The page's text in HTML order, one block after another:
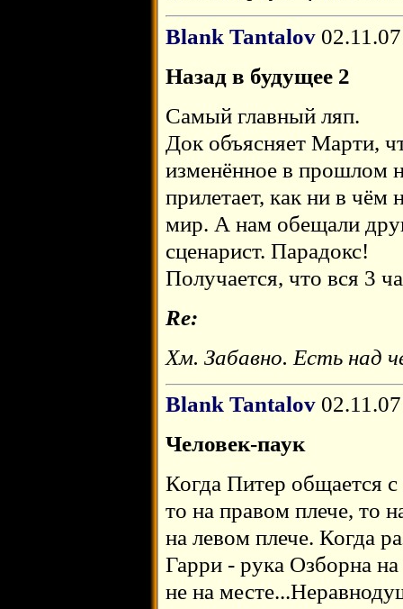
Blank Tantalov 02.11.07
Назад в будущее 2
Самый главный ляп.
Док объясняет Марти,
изменённое в прошлом
прилетает, как ни в чём
мир. А нам обещали
сценарист. Парадокс!
Получается, что вся 3
Re:
Хм. Забавно. Есть над
Blank Tantalov 02.11.07
Человек-паук
Когда Питер общается
то на правом плече, то
на левом плече. Когда
Гарри - рука Озборна
не на